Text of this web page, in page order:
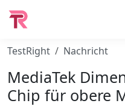
TestRight Nachricht
MediaTek
Chip für obere